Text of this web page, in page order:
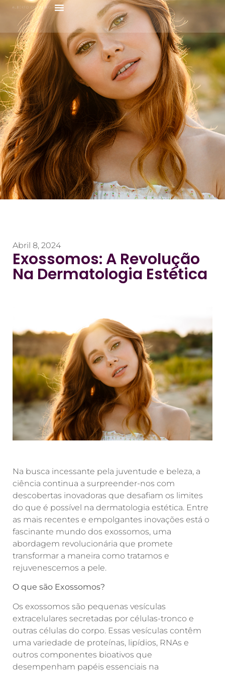
Abril 8, 2024
Exossomos: A Revolução
Na Dermatologia Estética
Na busca incessante pela juventude e beleza, a
ciência continua a surpreender-nos com
descobertas inovadoras que desafiam os limites
do que é possível na dermatologia estética. Entre
as mais recentes e empolgantes inovações está o
fascinante mundo dos exossomos, uma
abordagem revolucionária que promete
transformar a maneira como tratamos e
rejuvenescemos a pele.
O que são Exossomos?
Os exossomos são pequenas vesículas
extracelulares secretadas por células-tronco e
outras células do corpo. Essas vesículas contêm
uma variedade de proteínas, lipídios, RNAs e
outros componentes bioativos que
desempenham papéis essenciais na